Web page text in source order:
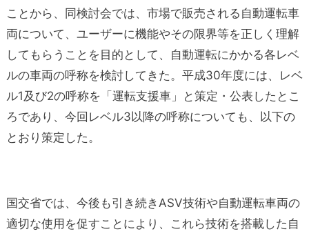
ことから、同検討会では、市場で販売される自動運転車
両について、ユーザーに機能やその限界等を正しく理解
してもらうことを目的として、自動運転にかかる各レベ
ルの車両の呼称を検討してきた。平成30年度には、レベ
ル1及び2の呼称を「運転支援車」と策定・公表したとこ
ろであり、今回レベル3以降の呼称についても、以下の
とおり策定した。
国交省では、今後も引き続きASV技術や自動運転車両の
適切な使用を促すことにより、これら技術を搭載した自